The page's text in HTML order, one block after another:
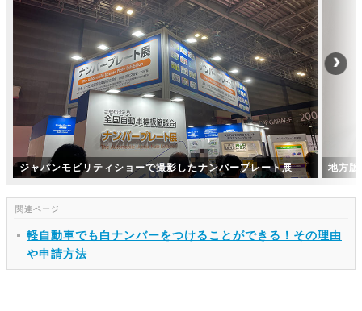
ジャパンモビリティショーで撮影したナンバープレート展 地方版
軽自動車でも白ナンバーをつけることができる！その理由
や申請方法